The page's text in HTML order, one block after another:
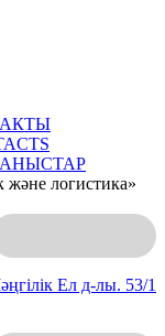
логистика»
Ел д-лы. 53/1